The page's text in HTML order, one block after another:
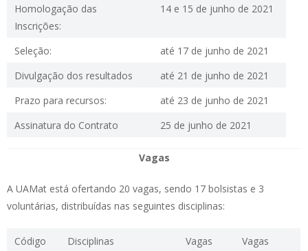
Homologação das
Inscrições:
14 e 15 de junho de 2021
Seleção:
até 17 de junho de 2021
Divulgação dos resultados
até 21 de junho de 2021
Prazo para recursos:
até 23 de junho de 2021
Assinatura do Contrato
25 de junho de 2021
Vagas
A UAMat está ofertando 20 vagas, sendo 17 bolsistas e 3
voluntárias, distribuídas nas seguintes disciplinas:
Código Disciplinas
Vagas
Vagas